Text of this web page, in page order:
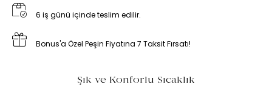
6 iş günü içinde teslim edilir.
Bonus'a Özel Peşin Fiyatına 7 Taksit Fırsatı!
Şık ve Konforlu Sıcaklık